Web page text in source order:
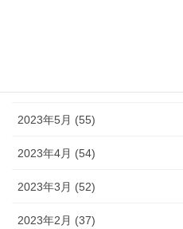
2023年5月 (55)
2023年4月 (54)
2023年3月 (52)
2023年2月 (37)